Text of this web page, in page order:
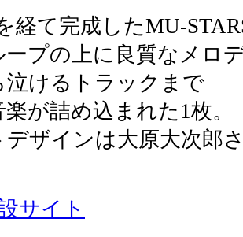
経て完成したMU-
ープの上に良質なメロ
泣けるトラックまで
が詰め込まれた1枚。
デザインは大原大次郎
サイト